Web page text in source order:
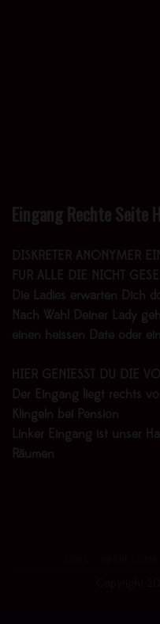
Eingang Rechte Seite
DISKRETER ANONYMER
FÜR ALLE DIE NICHT
Die Ladies erwarten Dich
Nach Wahl Deiner Lady
einen heissen Date oder
HIER GENIESST DU DIE
Der Eingang liegt rechts
Klingeln bei Pension
Linker Eingang ist unser
Räumen